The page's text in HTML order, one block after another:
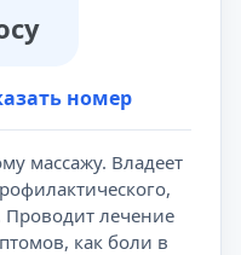
69-47номер
массажу. Владеет
Проводит лечение
как боли в